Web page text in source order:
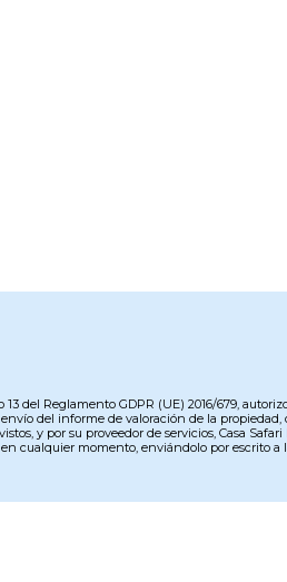
del Reglamento GDPR (UE) 2016/679,
envío del informe de valoración de la
y por su proveedor de servicios, Casa
cualquier momento, enviándolo por escrito